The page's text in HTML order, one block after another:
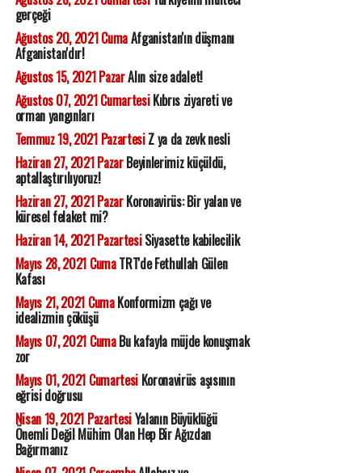
gerçeği
Ağustos 20, 2021 CumaAfganistan'ın düşmanı
Afganistan'dır!
Ağustos 15, 2021 PazarAlın size adalet!
Ağustos 07, 2021 CumartesiKıbrıs ziyareti ve
orman yangınları
Temmuz 19, 2021 PazartesiZ ya da zevk nesli
Haziran 27, 2021 PazarBeyinlerimiz küçüldü,
aptallaştırılıyoruz!
Haziran 27, 2021 PazarKoronavirüs: Bir yalan ve
küresel felaket mi?
Haziran 14, 2021 PazartesiSiyasette kabilecilik
Mayıs 28, 2021 CumaTRT'de Fethullah Gülen
Kafası
Mayıs 21, 2021 CumaKonformizm çağı ve
idealizmin çöküşü
Mayıs 07, 2021 CumaBu kafayla müjde konuşmak
zor
Mayıs 01, 2021 CumartesiKoronavirüs aşısının
eğrisi doğrusu
Nisan 19, 2021 PazartesiYalanın Büyüklüğü
Önemli Değil Mühim Olan Hep Bir Ağızdan
Bağırmanız